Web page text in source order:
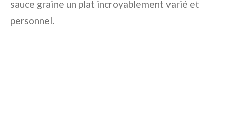
sauce graine un plat incroyablement varié et
personnel.